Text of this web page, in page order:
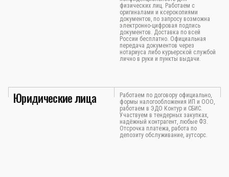
физических лиц. Работаем с
оригиналами и ксерокопиями
документов, по запросу возможна
электронно-цифровая подпись
документов. Доставка по всей
России бесплатно. Официальная
передача документов через
нотариуса либо курьерской службой
лично в руки и пункты выдачи.
Юридические лица
Работаем по договору официально,
формы налогообложения ИП и ООО,
работаем в ЭДО Контур и СБИС.
Участвуем в тендерных закупках,
надёжный контрагент, любые ФЗ.
Отсрочка платежа, работа по
депозиту обслуживание, аутсорс.